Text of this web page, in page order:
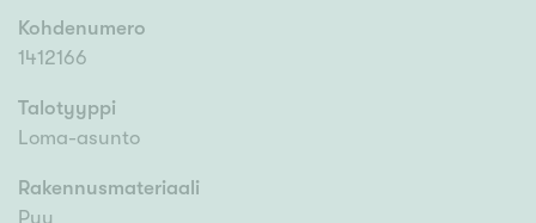
Kohdenumero
1412166
Talotyyppi
Loma-asunto
Rakennusmateriaali
Puu